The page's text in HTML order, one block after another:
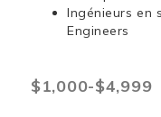
Ingénieurs en
Engineers
$1,000-$4,999